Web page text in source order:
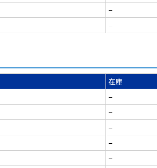
−
−
在庫
−
−
−
−
−